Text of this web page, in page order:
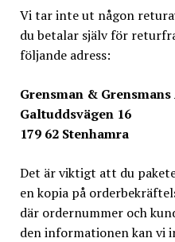
Vi tar inte ut någon
du betalar själv för
följande adress:
Grensman & Grensmans
Galtuddsvägen 16
179 62 Stenhamra
Det är viktigt att du
en kopia på
där ordernummer och
den informationen kan vi